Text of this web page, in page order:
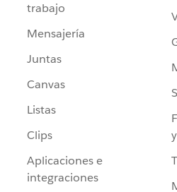
trabajo
Mensajería
Juntas
Canvas
Listas
Clips
Aplicaciones e
integraciones